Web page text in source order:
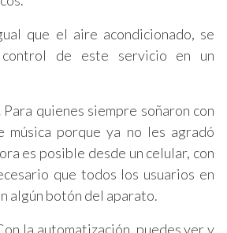
que el aire acondicionado, se
de este servicio en un
Para quienes siempre soñaron con
música porque ya no les agradó
es posible desde un celular, con
que todos los usuarios en
algún botón del aparato.
la automatización, puedes ver y